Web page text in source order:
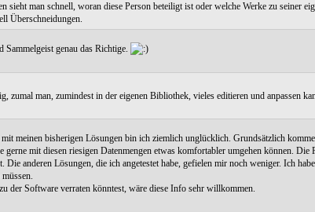
sieht man schnell, woran diese Person beteiligt ist oder welche Werke zu seiner
Überschneidungen.
genau das Richtige.
zumal man, zumindest in der eigenen Bibliothek, vieles editieren und anpassen
meinen bisherigen Lösungen bin ich ziemlich unglücklich. Grundsätzlich
mit diesen riesigen Datenmengen etwas komfortabler umgehen können. Die
Die anderen Lösungen, die ich angetestet habe, gefielen mir noch weniger. Ich
der Software verraten könntest, wäre diese Info sehr willkommen.